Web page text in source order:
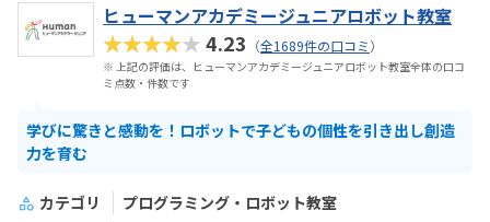
ヒューマンアカデミージュニアロボット教室
★★★★★4.23 （全1689件の口コミ）
※ 上記の評価は、ヒューマンアカデミージュニアロボット教室全体の口コ
ミ点数・件数です
学びに驚きと感動を！ロボットで子どもの個性を引き出し創造
力を育む
カテゴリ
プログラミング・ロボット教室